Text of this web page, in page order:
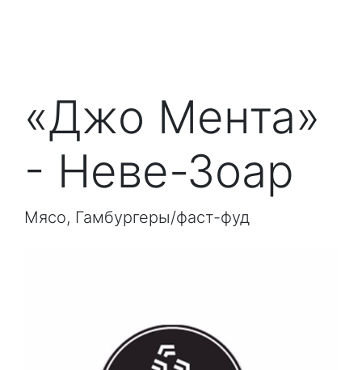
«Джо Мента»
- Неве-Зоар
Мясо, Гамбургеры/фаст-фуд